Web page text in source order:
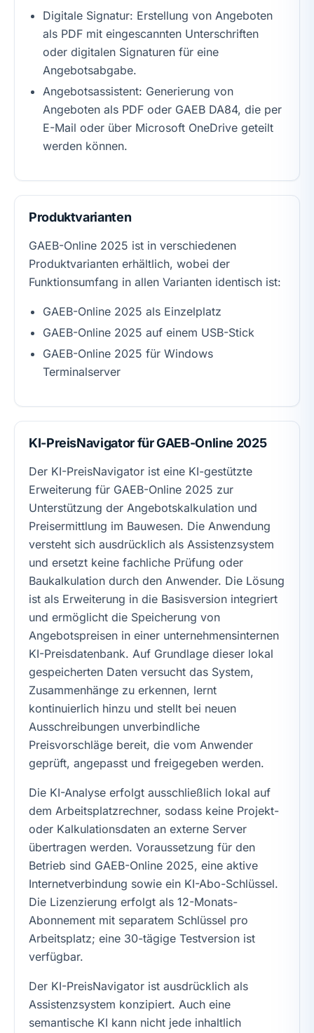
Digitale Signatur: Erstellung von Angeboten
als PDF mit eingescannten Unterschriften
oder digitalen Signaturen für eine
Angebotsabgabe.
Angebotsassistent: Generierung von
Angeboten als PDF oder GAEB DA84, die per
E-Mail oder über Microsoft OneDrive geteilt
werden können.
Produktvarianten
GAEB-Online 2025 ist in verschiedenen
Produktvarianten erhältlich, wobei der
Funktionsumfang in allen Varianten identisch ist:
GAEB-Online 2025 als Einzelplatz
GAEB-Online 2025 auf einem USB-Stick
GAEB-Online 2025 für Windows
Terminalserver
KI-PreisNavigator für GAEB-Online 2025
Der KI-PreisNavigator ist eine KI-gestützte
Erweiterung für GAEB-Online 2025 zur
Unterstützung der Angebotskalkulation und
Preisermittlung im Bauwesen. Die Anwendung
versteht sich ausdrücklich als Assistenzsystem
und ersetzt keine fachliche Prüfung oder
Baukalkulation durch den Anwender. Die Lösung
ist als Erweiterung in die Basisversion integriert
und ermöglicht die Speicherung von
Angebotspreisen in einer unternehmensinternen
KI-Preisdatenbank. Auf Grundlage dieser lokal
gespeicherten Daten versucht das System,
Zusammenhänge zu erkennen, lernt
kontinuierlich hinzu und stellt bei neuen
Ausschreibungen unverbindliche
Preisvorschläge bereit, die vom Anwender
geprüft, angepasst und freigegeben werden.
Die KI-Analyse erfolgt ausschließlich lokal auf
dem Arbeitsplatzrechner, sodass keine Projekt-
oder Kalkulationsdaten an externe Server
übertragen werden. Voraussetzung für den
Betrieb sind GAEB-Online 2025, eine aktive
Internetverbindung sowie ein KI-Abo-Schlüssel.
Die Lizenzierung erfolgt als 12-Monats-
Abonnement mit separatem Schlüssel pro
Arbeitsplatz; eine 30-tägige Testversion ist
verfügbar.
Der KI-PreisNavigator ist ausdrücklich als
Assistenzsystem konzipiert. Auch eine
semantische KI kann nicht jede inhaltlich